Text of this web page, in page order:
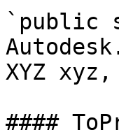
`public
XYZ
####